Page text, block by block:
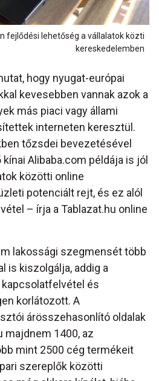
fejlődési lehetőség a vállalatok közti
kereskedelemben
hogy nyugat-európai
kevesebben vannak azok a
más piaci vagy állami
interneten keresztül.
tőzsdei bevezetésével
Alibaba.com példája is jól
közötti online
potenciált rejt, és ez alól
– írja a Tablazat.hu online
lakossági szegmensét több
is kiszolgálja, addig a
és
korlátozott. A
árösszehasonlító oldalak
majdnem 1400, az
mint 2500 cég termékeit
szereplők közötti